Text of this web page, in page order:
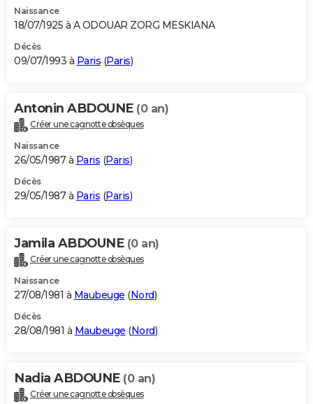
Naissance
18/07/1925 à A ODOUAR ZORG MESKIANA
Décès
09/07/1993 à Paris (Paris)
Antonin ABDOUNE (0 an)
Créer une cagnotte obsèques
Naissance
26/05/1987 à Paris (Paris)
Décès
29/05/1987 à Paris (Paris)
Jamila ABDOUNE (0 an)
Créer une cagnotte obsèques
Naissance
27/08/1981 à Maubeuge (Nord)
Décès
28/08/1981 à Maubeuge (Nord)
Nadia ABDOUNE (0 an)
Créer une cagnotte obsèques